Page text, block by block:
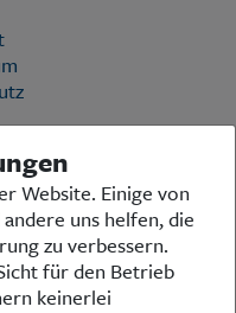
ist eine einzigartige Stimme
für Woche berichtet sie
Kultur und Wirtschaft und
unserer Gesellschaft
dem traditionellen
alte Preußen stand und
Website. Einige von
uns helfen, die
zu verbessern.
für den Betrieb
keinerlei